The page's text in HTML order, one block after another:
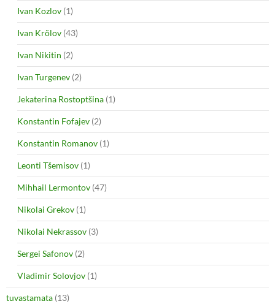
Ivan Kozlov (1)
Ivan Krõlov (43)
Ivan Nikitin (2)
Ivan Turgenev (2)
Jekaterina Rostoptšina (1)
Konstantin Fofajev (2)
Konstantin Romanov (1)
Leonti Tšemisov (1)
Mihhail Lermontov (47)
Nikolai Grekov (1)
Nikolai Nekrassov (3)
Sergei Safonov (2)
Vladimir Solovjov (1)
tuvastamata (13)